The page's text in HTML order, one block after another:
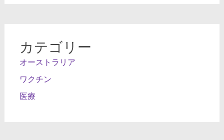
カテゴリー
オーストラリア
ワクチン
医療